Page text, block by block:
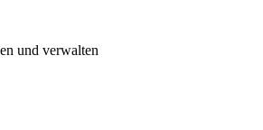
und verwalten